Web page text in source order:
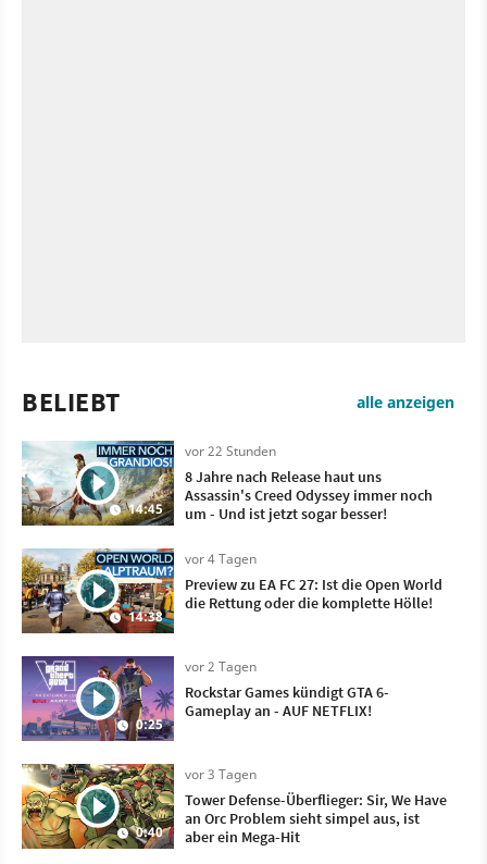
BELIEBT alle anzeigen
14:45
vor 22 Stunden
8 Jahre nach Release haut uns
Assassin's Creed Odyssey immer noch
um - Und ist jetzt sogar besser!
14:38
vor 4 Tagen
Preview zu EA FC 27: Ist die Open World
die Rettung oder die komplette Hölle!
0:25
vor 2 Tagen
Rockstar Games kündigt GTA 6-
Gameplay an - AUF NETFLIX!
0:40
vor 3 Tagen
Tower Defense-Überflieger: Sir, We Have
an Orc Problem sieht simpel aus, ist
aber ein Mega-Hit